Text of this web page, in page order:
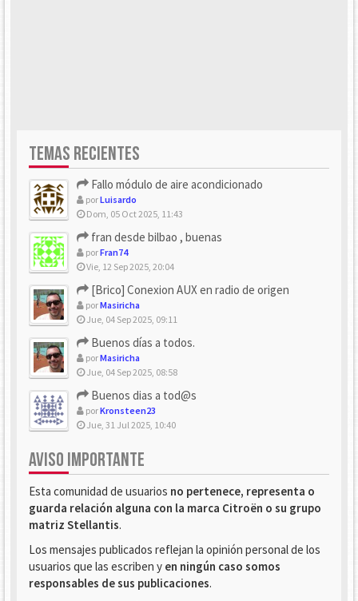
TEMAS RECIENTES
Fallo módulo de aire acondicionado
porLuisardo
Dom, 05 Oct 2025, 11:43
fran desde bilbao , buenas
porFran74
Vie, 12 Sep 2025, 20:04
[Brico] Conexion AUX en radio de origen
porMasiricha
Jue, 04 Sep 2025, 09:11
Buenos días a todos.
porMasiricha
Jue, 04 Sep 2025, 08:58
Buenos dias a tod@s
porKronsteen23
Jue, 31 Jul 2025, 10:40
AVISO IMPORTANTE
Esta comunidad de usuarios no pertenece, representa o
guarda relación alguna con la marca Citroën o su grupo
matriz Stellantis.
Los mensajes publicados reflejan la opinión personal de los
usuarios que las escriben y en ningún caso somos
responsables de sus publicaciones.